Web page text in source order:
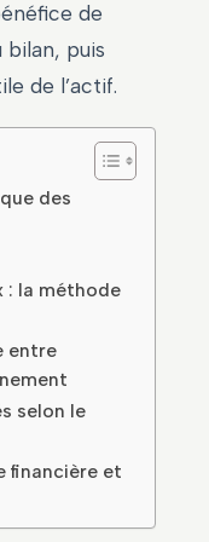
de
bilan, puis
de l’actif.
des
: la méthode
entre
selon le
financière et